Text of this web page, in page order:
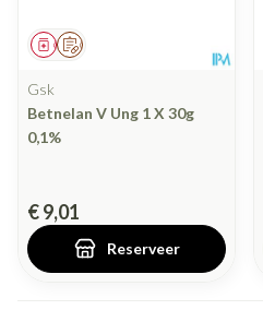
Op voorschrift
Geneesmiddel
Gsk
Betnelan V Ung 1 X 30g
0,1%
€ 9,01
Reserveer